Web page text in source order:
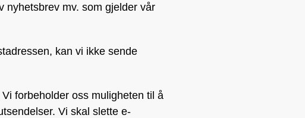
nyhetsbrev mv. som gjelder vår
kan vi ikke sende
forbeholder oss muligheten til å
Vi skal slette e-